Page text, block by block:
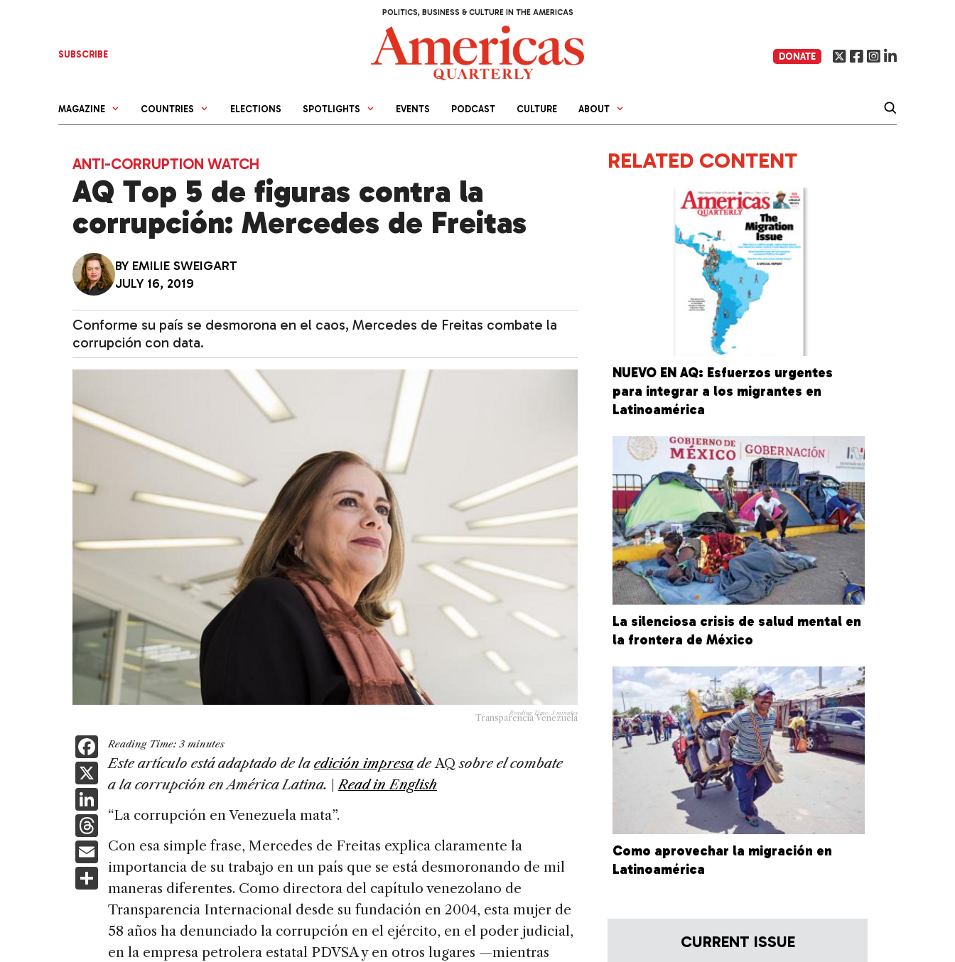
POLITICS, BUSINESS & CULTURE IN THE AMERICAS
SUBSCRIBE DONATE
MAGAZINE COUNTRIES ELECTIONS SPOTLIGHTS EVENTS PODCAST CULTURE ABOUT
ANTI-CORRUPTION WATCH
AQ Top 5 de figuras contra la
corrupción: Mercedes de Freitas
BY EMILIE SWEIGART
JULY 16, 2019
Conforme su país se desmorona en el caos, Mercedes de Freitas combate la
corrupción con data.
Reading Time: 3 minutes
Transparencia Venezuela
F
a
c
e
b
o
o
k
X
n
k
e
dI
n
T
h
re
a
d
E
m
ai
S
h
ar
e
Reading Time: 3 minutes
Este artículo está adaptado de la edición impresa deAQsobre el combate
a la corrupción en América Latina.
Read in English
“La corrupción en Venezuela mata”.
Con esa simple frase, Mercedes de Freitas explica claramente la
importancia de su trabajo en un país que se está desmoronando de mil
maneras diferentes. Como directora del capítulo venezolano de
Transparencia Internacional desde su fundación en 2004, esta mujer de
58 años ha denunciado la corrupción en el ejército, en el poder judicial,
en la empresa petrolera estatal PDVSA y en otros lugares —mientras
RELATED CONTENT
NUEVO EN AQ: Esfuerzos urgentes
para integrar a los migrantes en
Latinoamérica
La silenciosa crisis de salud mental en
la frontera de México
Como aprovechar la migración en
Latinoamérica
CURRENT ISSUE